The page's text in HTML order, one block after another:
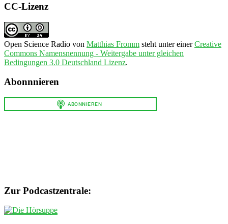
CC-Lizenz
Open Science Radio von Matthias Fromm steht unter einerCreative
Commons Namensnennung - Weitergabe unter gleichen
Bedingungen 3.0 Deutschland Lizenz.
Abonnnieren
Zur Podcastzentrale: